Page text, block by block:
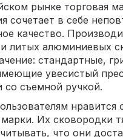
рынке торговая
сочетает в себе
качество.
и литых алюминиевых
стандартные,
увесистый
со съемной ручкой.
нравится
марки. Их сковородки
что они